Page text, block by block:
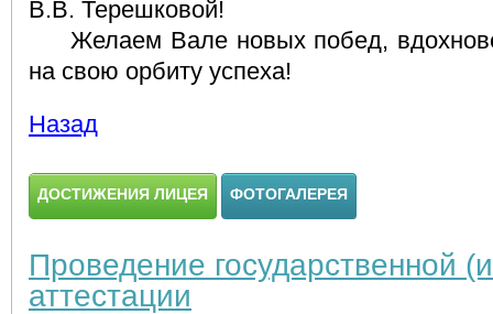
В.В. Терешковой!
Желаем Вале новых побед,
на свою орбиту успеха!
Назад
ДОСТИЖЕНИЯ ЛИЦЕЯ ФОТОГАЛЕРЕЯ
Проведение государственной
аттестации